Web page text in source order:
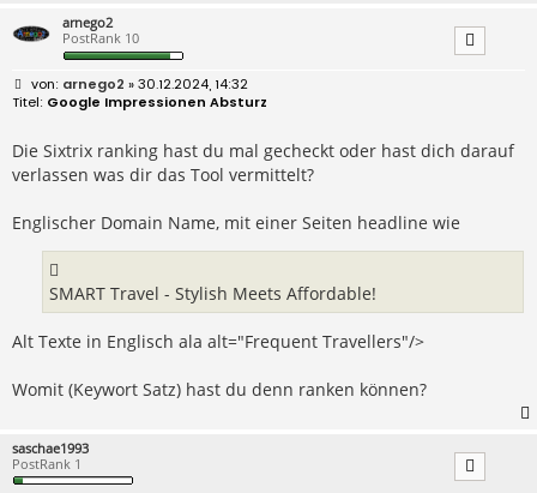
arnego2
PostRank 10
B
e
r
a
g
arnego2 » 30.12.2024, 14:32
Google Impressionen Absturz
Die Sixtrix ranking hast du mal gecheckt oder hast dich darauf
verlassen was dir das Tool vermittelt?
Englischer Domain Name, mit einer Seiten headline wie
SMART Travel - Stylish Meets Affordable!
Alt Texte in Englisch ala alt="Frequent Travellers"/>
Womit (Keywort Satz) hast du denn ranken können?
saschae1993
PostRank 1